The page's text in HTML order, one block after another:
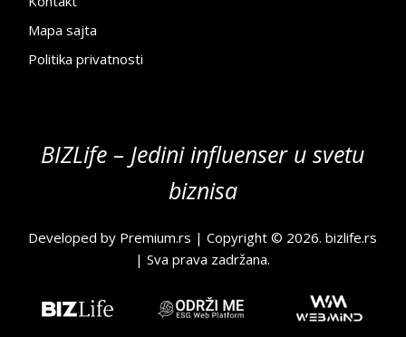
Mapa sajta
Politika privatnosti
BIZLife – Jedini influenser u svetu
biznisa
Developed by Premium.rs | Copyright © 2026.bizlife.rs
| Sva prava zadržana.